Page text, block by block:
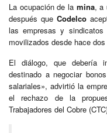
La ocupación de la mina, a
después queCodelco
las empresas y
movilizados desde hace
El diálogo, que debería
destinado a negociar
salariales», advirtió la
el rechazo de la
Trabajadores del Cobre